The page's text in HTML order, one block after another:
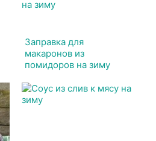
Заправка для
макаронов из
помидоров на зиму